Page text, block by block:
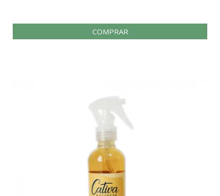
COMPRAR